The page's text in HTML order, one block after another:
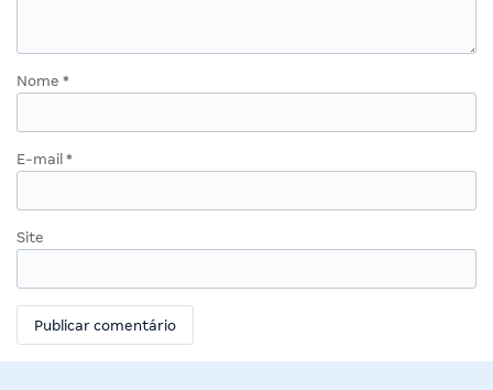
Nome *
E-mail *
Site